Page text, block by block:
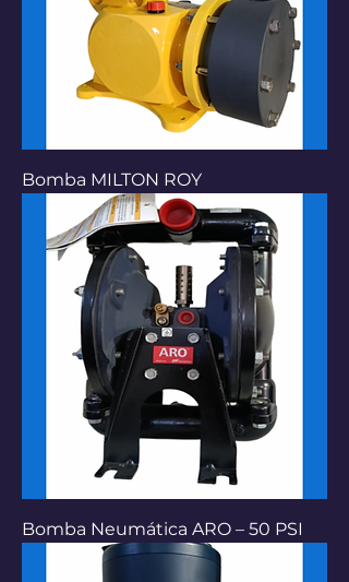
Bomba MILTON ROY
Bomba Neumática ARO – 50 PSI